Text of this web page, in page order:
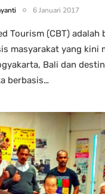
6 Januari 2017
Tourism (CBT) adalah
masyarakat yang kini
Bali dan
berbasis…